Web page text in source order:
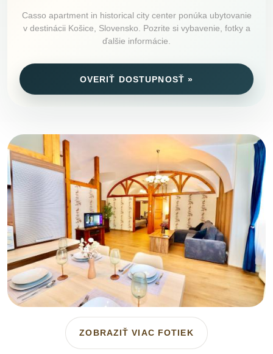
Casso apartment in historical city center ponúka ubytovanie
v destinácii Košice, Slovensko. Pozrite si vybavenie, fotky a
ďalšie informácie.
OVERIŤ DOSTUPNOSŤ »
ZOBRAZIŤ VIAC FOTIEK